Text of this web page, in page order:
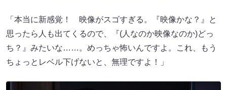
「本当に新感覚！ 映像がスゴすぎる。『映像かな？』と
思ったら人も出てくるので、『(人なのか映像なのか)どっ
ち？』みたいな……。めっちゃ怖いんですよ。これ、もう
ちょっとレベル下げないと、無理ですよ！」